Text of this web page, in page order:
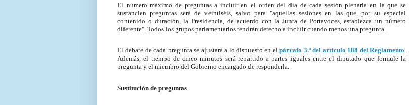
El número máximo de preguntas a incluir en el orden del día de cada sesión plenaria en la que se
sustancien preguntas será de veintiséis, salvo para "aquellas sesiones en las que, por su especial
contenido o duración, la Presidencia, de acuerdo con la Junta de Portavoces, establezca un número
diferente". Todos los grupos parlamentarios tendrán derecho a incluir cuando menos una pregunta.
El debate de cada pregunta se ajustará a lo dispuesto en elpárrafo 3.º del artículo 188 del Reglamento.
Además, el tiempo de cinco minutos será repartido a partes iguales entre el diputado que formule la
pregunta y el miembro del Gobierno encargado de responderla.
Sustitución de preguntas